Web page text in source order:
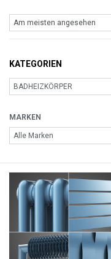
KATEGORIEN
MARKEN